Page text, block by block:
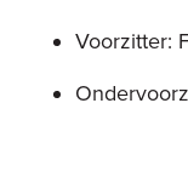
Voorzitter: